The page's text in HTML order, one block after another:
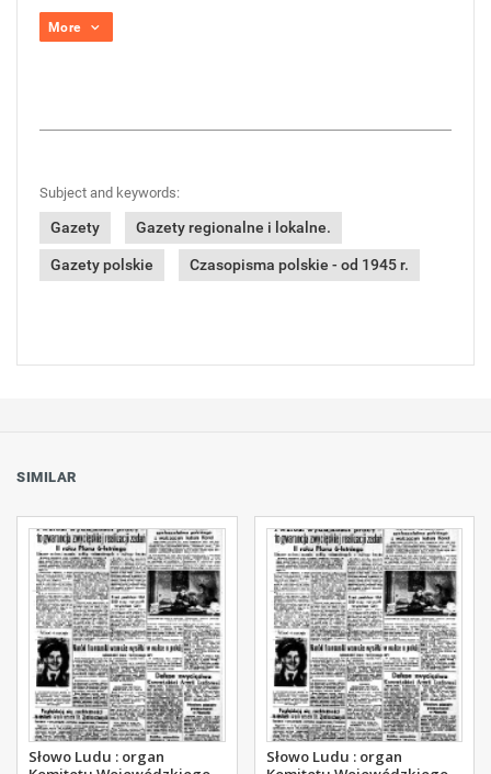
More
Subject and keywords:
Gazety Gazety regionalne i lokalne.
Gazety polskie Czasopisma polskie - od 1945 r.
SIMILAR
Słowo Ludu : organ
Słowo Ludu : organ